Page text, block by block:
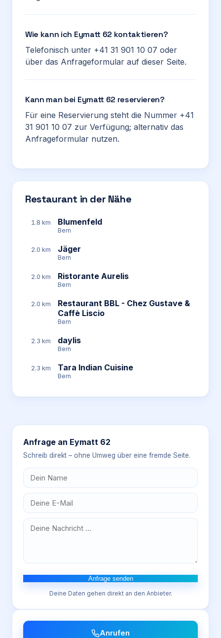
Wie kann ich Eymatt 62 kontaktieren?
Telefonisch unter +41 31 901 10 07 oder
über das Anfrageformular auf dieser Seite.
Kann man bei Eymatt 62 reservieren?
Für eine Reservierung steht die Nummer +41
31 901 10 07 zur Verfügung; alternativ das
Anfrageformular nutzen.
Restaurant in der Nähe
1.8 km Blumenfeld
Bern
2.0 km Jäger
Bern
2.0 km Ristorante Aurelis
Bern
2.0 km
Restaurant BBL - Chez Gustave &
Caffè Liscio
Bern
2.3 km daylis
Bern
2.3 km Tara Indian Cuisine
Bern
Anfrage an Eymatt 62
Schreib direkt – ohne Umweg über eine fremde Seite.
Anfrage senden
Deine Daten gehen direkt an den Anbieter.
Anrufen